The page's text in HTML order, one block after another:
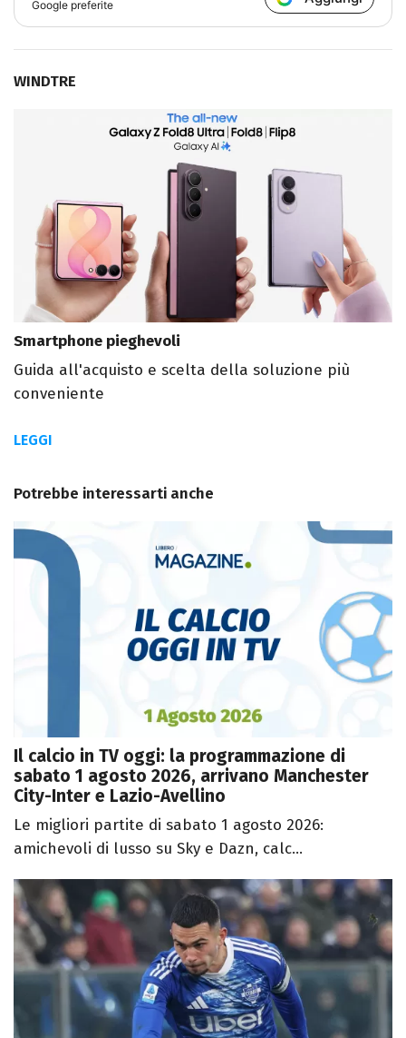
Google preferite
WINDTRE
Smartphone pieghevoli
Guida all'acquisto e scelta della soluzione più
conveniente
LEGGI
Potrebbe interessarti anche
Il calcio in TV oggi: la programmazione di
sabato 1 agosto 2026, arrivano Manchester
City-Inter e Lazio-Avellino
Le migliori partite di sabato 1 agosto 2026:
amichevoli di lusso su Sky e Dazn, calc...